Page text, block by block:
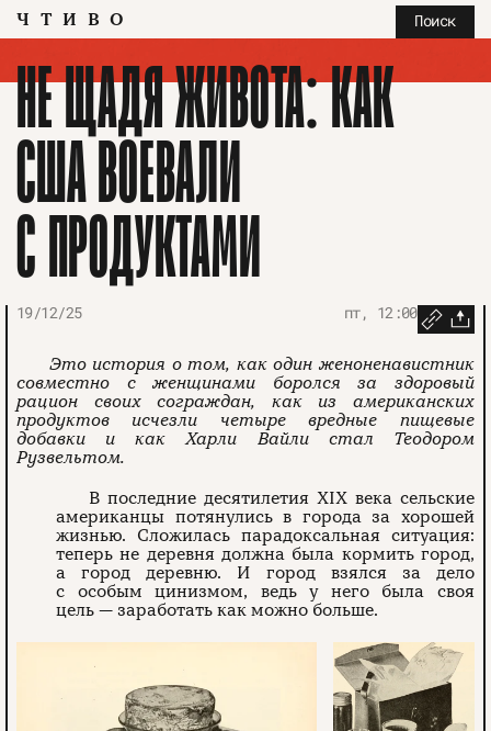
ЧТИВО Поиск
НЕ ЩАДЯ ЖИВОТА: КАК
США ВОЕВАЛИ
С ПРОДУКТАМИ
19/12/25 пт, 12:00
Это история о том, как один женоненавистник
совместно с женщинами боролся за здоровый
рацион своих сограждан, как из американских
продуктов исчезли четыре вредные пищевые
добавки и как Харли Вайли стал Теодором
Рузвельтом.
В последние десятилетия XIX века сельские
американцы потянулись в города за хорошей
жизнью. Сложилась парадоксальная ситуация:
теперь не деревня должна была кормить город,
а город деревню. И город взялся за дело
с особым цинизмом, ведь у него была своя
цель — заработать как можно больше.